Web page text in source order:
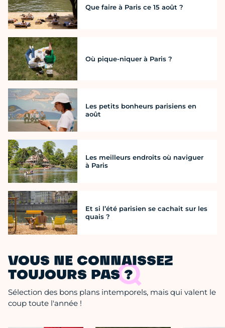
Que faire à Paris ce 15 août ?
Où pique-niquer à Paris ?
Les petits bonheurs parisiens en
août
Les meilleurs endroits où naviguer
à Paris
Et si l’été parisien se cachait sur les
quais ?
VOUS NE CONNAISSEZ
TOUJOURS PAS ?
Sélection des bons plans intemporels, mais qui valent le
coup toute l'année !